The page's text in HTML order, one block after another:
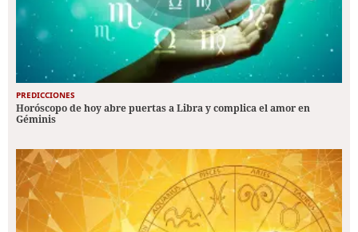
PREDICCIONES
Horóscopo de hoy abre puertas a Libra y complica el amor en
Géminis